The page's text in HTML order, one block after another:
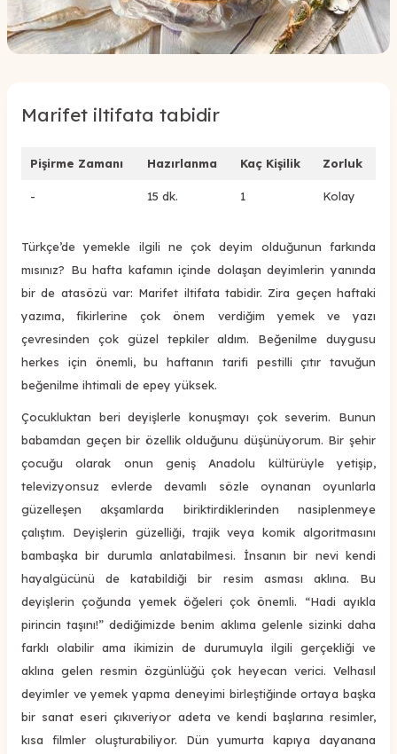
Marifet iltifata tabidir
Pişirme Zamanı Hazırlanma Kaç Kişilik Zorluk
- 15 dk. 1 Kolay
Türkçe’de yemekle ilgili ne çok deyim olduğunun farkında
mısınız? Bu hafta kafamın içinde dolaşan deyimlerin yanında
bir de atasözü var: Marifet iltifata tabidir. Zira geçen haftaki
yazıma, fikirlerine çok önem verdiğim yemek ve yazı
çevresinden çok güzel tepkiler aldım. Beğenilme duygusu
herkes için önemli, bu haftanın tarifi pestilli çıtır tavuğun
beğenilme ihtimali de epey yüksek.
Çocukluktan beri deyişlerle konuşmayı çok severim. Bunun
babamdan geçen bir özellik olduğunu düşünüyorum. Bir şehir
çocuğu olarak onun geniş Anadolu kültürüyle yetişip,
televizyonsuz evlerde devamlı sözle oynanan oyunlarla
güzelleşen akşamlarda biriktirdiklerinden nasiplenmeye
çalıştım. Deyişlerin güzelliği, trajik veya komik algoritmasını
bambaşka bir durumla anlatabilmesi. İnsanın bir nevi kendi
hayalgücünü de katabildiği bir resim asması aklına. Bu
deyişlerin çoğunda yemek öğeleri çok önemli. “Hadi ayıkla
pirincin taşını!” dediğimizde benim aklıma gelenle sizinki daha
farklı olabilir ama ikimizin de durumuyla ilgili gerçekliği ve
aklına gelen resmin özgünlüğü çok heyecan verici. Velhasıl
deyimler ve yemek yapma deneyimi birleştiğinde ortaya başka
bir sanat eseri çıkıveriyor adeta ve kendi başlarına resimler,
kısa filmler oluşturabiliyor. Dün yumurta kapıya dayanana